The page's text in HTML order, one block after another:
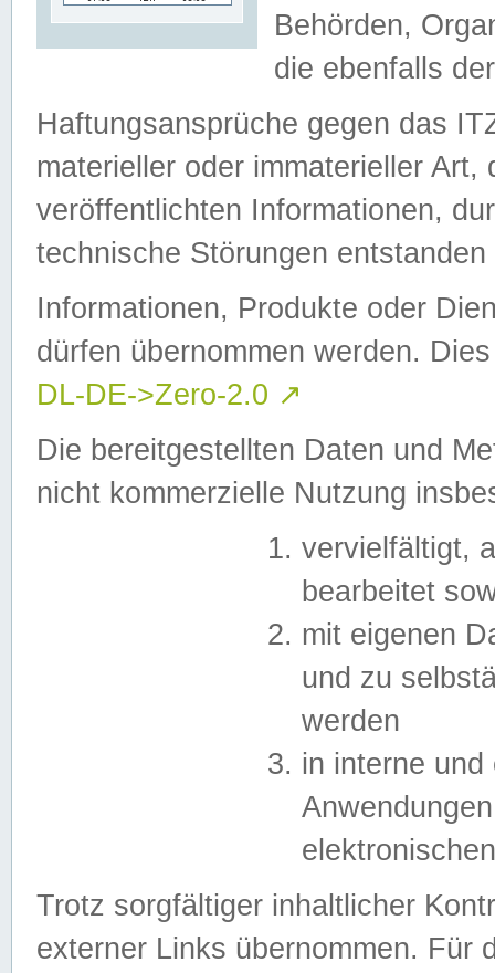
Behörden,
die ebenfalls
Haftungsansprüche gegen das
materieller oder immaterieller
veröffentlichten Informationen,
technische Störungen
Informationen, Produkte oder
dürfen übernommen werden.
DL-DE->Zero-2.0 ↗
Die bereitgestellten Daten und
nicht kommerzielle Nutzung
vervielfältigt,
bearbeitet
mit eigenen
und zu
werden
in interne
Trotz sorgfältiger inhaltlicher
externer Links übernommen. Für